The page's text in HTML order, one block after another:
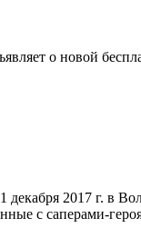
о новой
2017 г. в
с саперами-